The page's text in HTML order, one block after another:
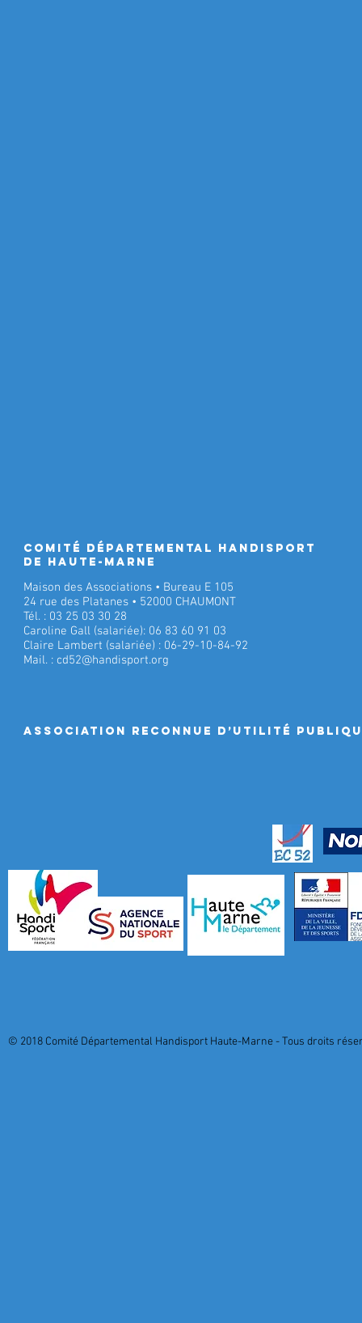
Comité Départemental Handisport
de Haute-Marne
Maison des Associations • Bureau E 105
24 rue des Platanes • 52000 CHAUMONT
Tél. : 03 25 03 30 28
Caroline Gall (salariée): 06 83 60 91 03
Claire Lambert (salariée) : 06-29-10-84-92
Mail. : cd52@handisport.org
ASSociation RECONNUE D’UTILITÉ
© 2018 Comité Départemental Handisport Haute-Marne - Tous droits